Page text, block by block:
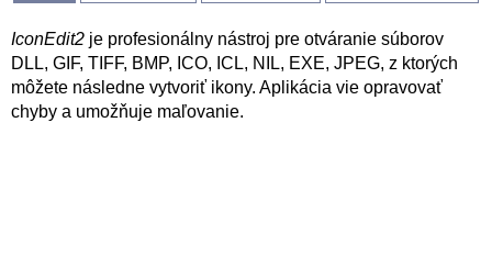
IconEdit2 je profesionálny nástroj pre otváranie súborov
DLL, GIF, TIFF, BMP, ICO, ICL, NIL, EXE, JPEG, z ktorých
môžete následne vytvoriť ikony. Aplikácia vie opravovať
chyby a umožňuje maľovanie.